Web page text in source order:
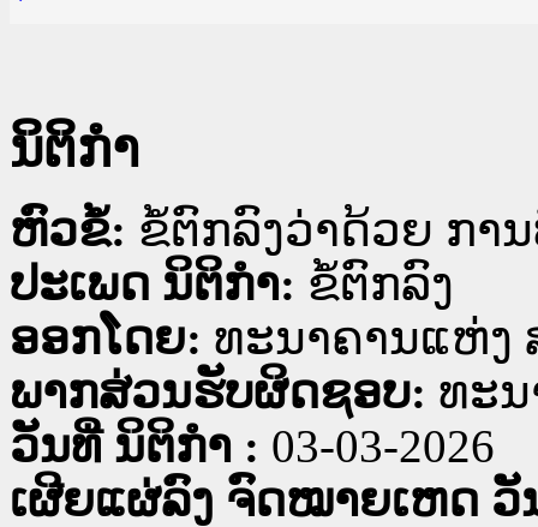
ນິຕິກໍາ
ຫົວຂໍ້: ຂໍ້ຕົກລົງວ່າດ້ວຍ ກາ
ປະເພດ ນິຕິກໍາ: ຂໍ້ຕົກລົງ
ອອກໂດຍ: ທະນາຄານແຫ່ງ
ພາກສ່ວນຮັບຜິດຊອບ: ທະ
ວັນທີ່ ນິຕິກໍາ : 03-03-2026
ເຜີຍແຜ່ລົງ ຈົດໝາຍເຫດ ວັ